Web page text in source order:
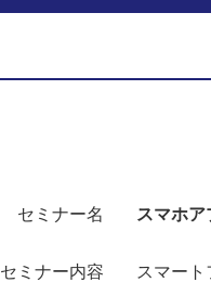
セミナー名 スマホア
セミナー内容
スマート